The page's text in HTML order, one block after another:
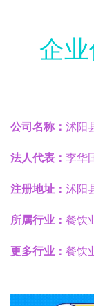
企
公司名称： 沭阳
法人代表： 李华
注册地址： 沭阳
所属行业： 餐饮
更多行业： 餐饮